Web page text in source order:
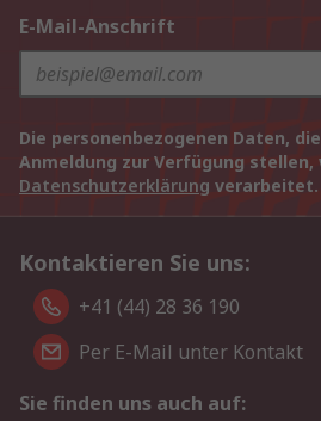
E-Mail-Anschrift
Die personenbezogenen Daten,
Anmeldung zur Verfügung stellen,
Datenschutzerklärung verarbeitet.
Kontaktieren Sie uns:
+41 (44) 28 36 190
Per E-Mail unter Kontakt
Sie finden uns auch auf: